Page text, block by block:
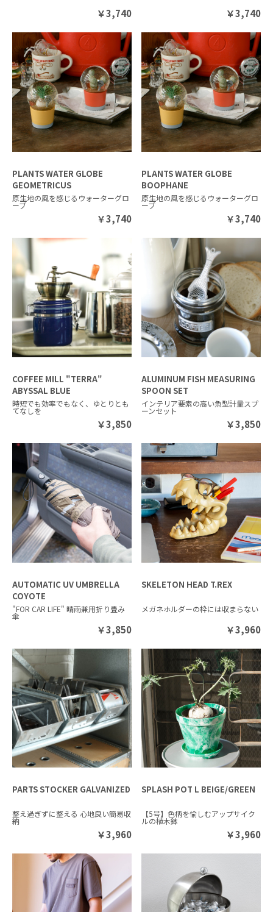
￥3,740 ￥3,740
PLANTS WATER GLOBE
GEOMETRICUS
原生地の風を感じるウォーターグロ
ーブ
￥3,740
PLANTS WATER GLOBE
BOOPHANE
原生地の風を感じるウォーターグロ
ーブ
￥3,740
COFFEE MILL "TERRA"
ABYSSAL BLUE
時短でも効率でもなく、ゆとりとも
てなしを
￥3,850
ALUMINUM FISH MEASURING
SPOON SET
インテリア要素の高い魚型計量スプ
ーンセット
￥3,850
AUTOMATIC UV UMBRELLA
COYOTE
"FOR CAR LIFE" 晴雨兼用折り畳み
傘
￥3,850
SKELETON HEAD T.REX
メガネホルダーの枠には収まらない
￥3,960
PARTS STOCKER GALVANIZED
整え過ぎずに整える 心地良い簡易収
納
￥3,960
SPLASH POT L BEIGE/GREEN
【5号】色柄を愉しむアップサイク
ルの植木鉢
￥3,960